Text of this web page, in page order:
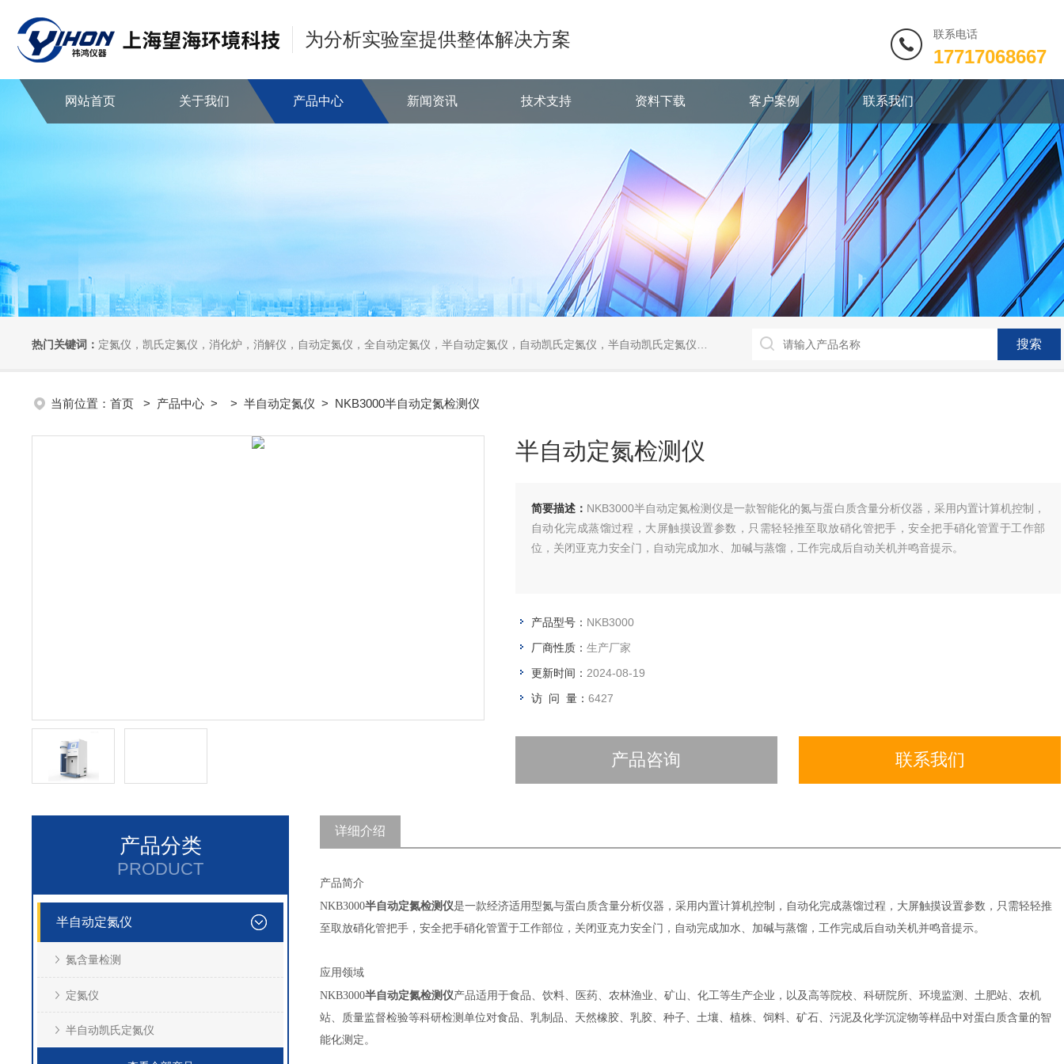
为分析实验室提供整体解决方案 联系电话
17717068667
网站首页 关于我们 产品中心 新闻资讯 技术支持 资料下载 客户案例 联系我们
热门关键词： 定氮仪，凯氏定氮仪，消化炉，消解仪，自动定氮仪，全自动定氮仪，半自动定氮仪，自动凯氏定氮仪，半自动凯氏定氮仪，全自动凯氏定氮仪
当前位置： 首页 > 产品中心 > > 半自动定氮仪 > NKB3000半自动定氮检测仪
半自动定氮检测仪
简要描述： NKB3000半自动定氮检测仪是一款智能化的氮与蛋白质含量分析仪器，采用内置计算机控制，
自动化完成蒸馏过程，大屏触摸设置参数，只需轻轻推至取放硝化管把手，安全把手硝化管置于工作部
位，关闭亚克力安全门，自动完成加水、加碱与蒸馏，工作完成后自动关机并鸣音提示。
产品型号： NKB3000
厂商性质： 生产厂家
更新时间： 2024-08-19
访 问 量： 6427
产品咨询 联系我们
产品分类
PRODUCT
半自动定氮仪
氮含量检测
定氮仪
半自动凯氏定氮仪
详细介绍
产品简介
NKB3000半自动定氮检测仪是一款经济适用型氮与蛋白质含量分析仪器，采用内置计算机控制，自动化完成蒸馏过程，大屏触摸设置参数，只需轻轻推
至取放硝化管把手，安全把手硝化管置于工作部位，关闭亚克力安全门，自动完成加水、加碱与蒸馏，工作完成后自动关机并鸣音提示。
应用领域
NKB3000半自动定氮检测仪产品适用于食品、饮料、医药、农林渔业、矿山、化工等生产企业，以及高等院校、科研院所、环境监测、土肥站、农机
站、质量监督检验等科研检测单位对食品、乳制品、天然橡胶、乳胶、种子、土壤、植株、饲料、矿石、污泥及化学沉淀物等样品中对蛋白质含量的智
能化测定。